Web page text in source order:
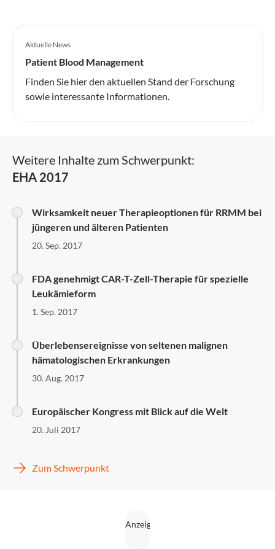
Aktuelle News
Patient Blood Management
Finden Sie hier den aktuellen Stand der Forschung
sowie interessante Informationen.
Weitere Inhalte zum Schwerpunkt:
EHA 2017
Wirksamkeit neuer Therapieoptionen für RRMM bei
jüngeren und älteren Patienten
20. Sep. 2017
FDA genehmigt CAR-T-Zell-Therapie für spezielle
Leukämieform
1. Sep. 2017
Überlebensereignisse von seltenen malignen
hämatologischen Erkrankungen
30. Aug. 2017
Europäischer Kongress mit Blick auf die Welt
20. Juli 2017
Zum Schwerpunkt